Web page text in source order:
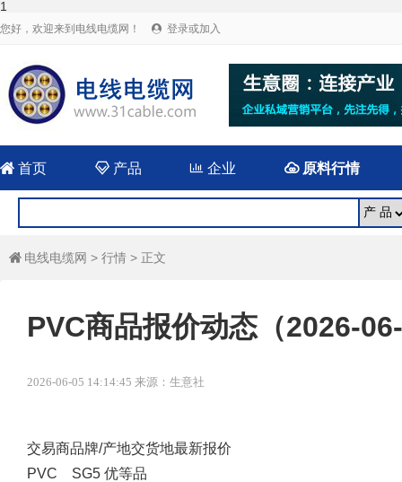
1
您好，欢迎来到电线电缆网！  登录或加入
 首页 产品  企业 原料行情
 电线电缆网 > 行情 > 正文
PVC商品报价动态（2026-
2026-06-05 14:14:45 来源：生意社
交易商品牌/产地交货地最新报价
PVC SG5 优等品